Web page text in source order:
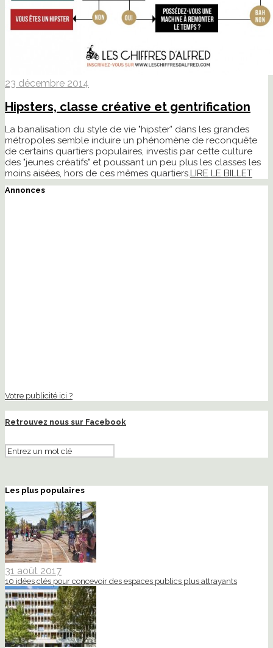
23 décembre 2014
Hipsters, classe créative et gentrification
La banalisation du style de vie "hipster" dans les grandes
métropoles semble induire un phénomène de reconquête
de certains quartiers populaires, investis par cette culture
des "jeunes créatifs" et poussant un peu plus les classes les
moins aisées, hors de ces mêmes quartiers.LIRE LE BILLET
Annonces
Votre publicité ici ?
Retrouvez nous sur Facebook
Les plus populaires
31 août 2017
10 idées clés pour concevoir des espaces publics plus attrayants